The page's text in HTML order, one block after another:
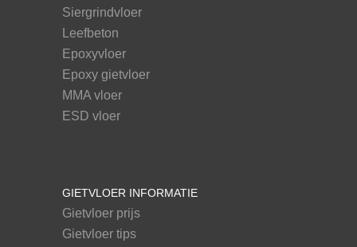
Siergrindvloer
Leefbeton
Epoxyvloer
Epoxy gietvloer
MMA vloer
ESD vloer
GIETVLOER INFORMATIE
Gietvloer prijs
Gietvloer tips